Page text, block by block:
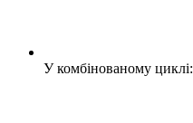
У комбінованому циклі: